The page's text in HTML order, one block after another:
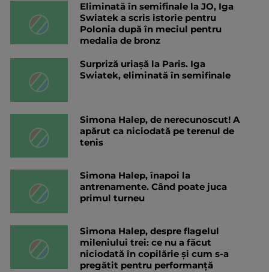
Eliminată în semifinale la JO, Iga
Swiatek a scris istorie pentru
Polonia după în meciul pentru
medalia de bronz
Surpriză uriașă la Paris. Iga
Swiatek, eliminată în semifinale
Simona Halep, de nerecunoscut! A
apărut ca niciodată pe terenul de
tenis
Simona Halep, înapoi la
antrenamente. Când poate juca
primul turneu
Simona Halep, despre flagelul
mileniului trei: ce nu a făcut
niciodată în copilărie și cum s-a
pregătit pentru performanță